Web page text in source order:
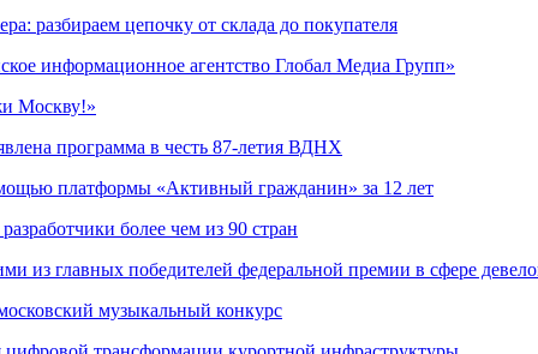
разбираем цепочку от склада до покупателя
информационное агентство Глобал Медиа Групп»
Москву!»
программа в честь 87-летия ВДНХ
платформы «Активный гражданин» за 12 лет
более чем из 90 стран
из главных победителей федеральной премии в сфере
музыкальный конкурс